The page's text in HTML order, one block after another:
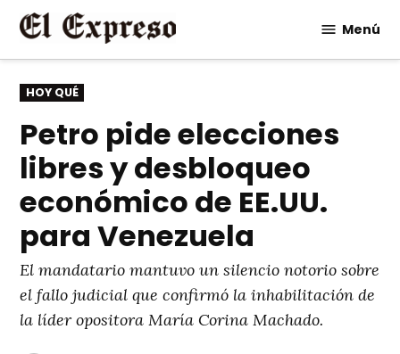
Saltar
contenido
Menú
PUBLICADO
EN
HOY QUÉ
Petro pide elecciones
libres y desbloqueo
económico de EE.UU.
para Venezuela
El mandatario mantuvo un silencio notorio sobre
el fallo judicial que confirmó la inhabilitación de
la líder opositora María Corina Machado.